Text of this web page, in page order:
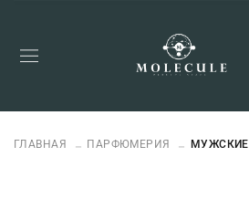
ГЛАВНАЯ ПАРФЮМЕРИЯ МУЖСКИЕ